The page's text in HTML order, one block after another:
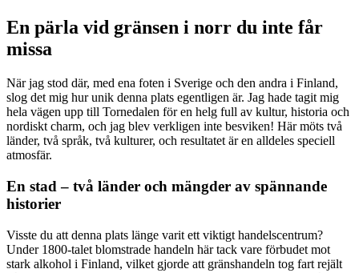
En pärla vid gränsen i norr du inte får
missa
När jag stod där, med ena foten i Sverige och den andra i Finland,
slog det mig hur unik denna plats egentligen är. Jag hade tagit mig
hela vägen upp till Tornedalen för en helg full av kultur, historia och
nordiskt charm, och jag blev verkligen inte besviken! Här möts två
länder, två språk, två kulturer, och resultatet är en alldeles speciell
atmosfär.
En stad – två länder och mängder av spännande
historier
Visste du att denna plats länge varit ett viktigt handelscentrum?
Under 1800-talet blomstrade handeln här tack vare förbudet mot
stark alkohol i Finland, vilket gjorde att gränshandeln tog fart rejält